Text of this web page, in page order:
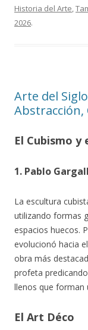
Historia del Arte,
2026.
Arte del
El Cubismo y
1. Pablo
La escultura
utilizando formas
espacios huecos.
evolucionó hacia
obra más
profeta
llenos que forman
El Art Déco